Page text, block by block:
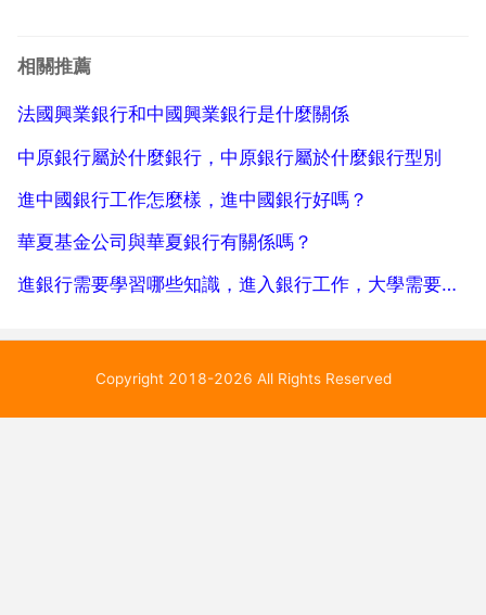
功能進行操作，也可登入手機銀行，通過 首頁 跨境匯
相關推薦
法國興業銀行和中國興業銀行是什麼關係
中原銀行屬於什麼銀行，中原銀行屬於什麼銀行型別
進中國銀行工作怎麼樣，進中國銀行好嗎？
華夏基金公司與華夏銀行有關係嗎？
進銀行需要學習哪些知識，進入銀行工作，大學需要學什麼專業 還需要什麼
Copyright 2018-2026 All Rights Reserved